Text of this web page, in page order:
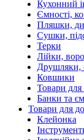
Кухонний
Ємності,
Пляшки,
Сушки,
Терки
Лійки,
Друшляки,
Ковшики
Товари для
Банки та
Товари для
Клейонка